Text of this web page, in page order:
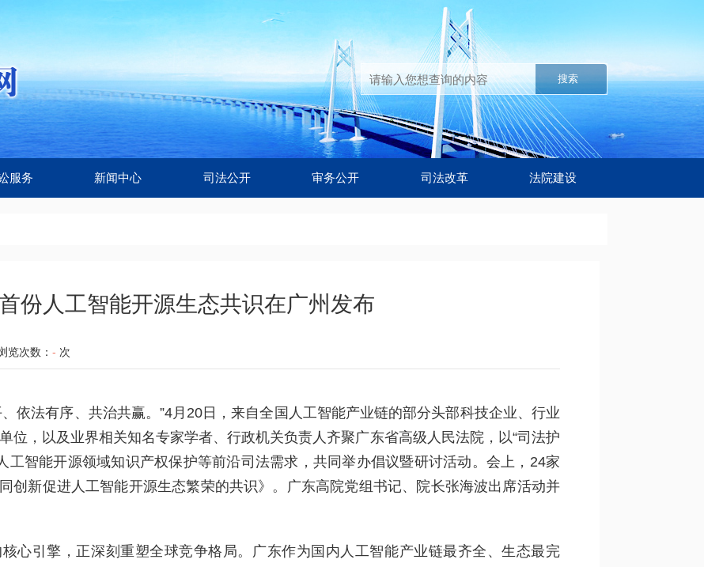
搜索
服务 新闻中心 司法公开 审务公开 司法改革 法院建设
份人工智能开源生态共识在广州发布
览次数： - 次
依法有序、共治共赢。”4月20日，来自全国人工智能产业链的部分头部科技企业、行业
位，以及业界相关知名专家学者、行政机关负责人齐聚广东省高级人民法院，以“司法护
工智能开源领域知识产权保护等前沿司法需求，共同举办倡议暨研讨活动。会上，24家
创新促进人工智能开源生态繁荣的共识》。广东高院党组书记、院长张海波出席活动并
心引擎，正深刻重塑全球竞争格局。广东作为国内人工智能产业链最齐全、生态最完